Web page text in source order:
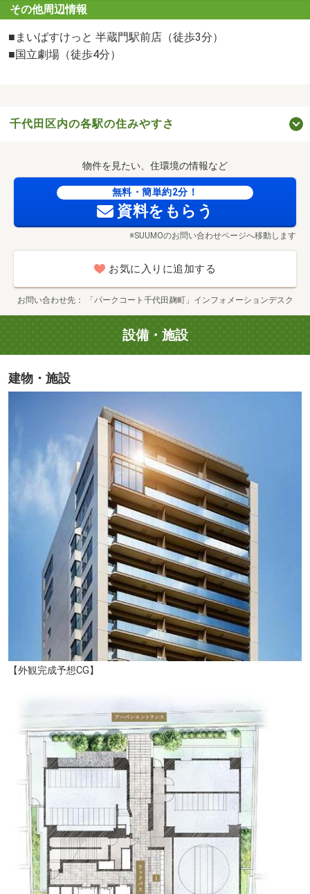
マルエツプチ一番町店（徒歩6分）
ココスナカムラ麹町店（徒歩4分）
区立麹町小学校（徒歩6分）
区立麹町中学校（徒歩9分）
その他周辺情報
■まいばすけっと 半蔵門駅前店（徒歩3分）
■国立劇場（徒歩4分）
千代田区内の各駅の住みやすさ
物件を見たい、住環境の情報など
無料・簡単約2分！
資料をもらう
※SUUMOのお問い合わせページへ移動します
お気に入りに追加する
お問い合わせ先 「パークコート千代田麹町」インフォメーションデスク
設備・施設
建物・施設
【外観完成予想CG】